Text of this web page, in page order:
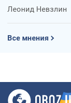
Леонид Невзлин
Все мнения